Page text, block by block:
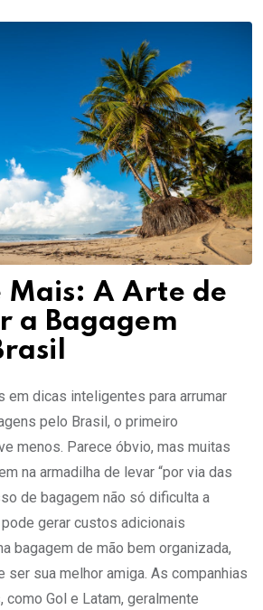
Mais: A Arte de
a Bagagem
em dicas inteligentes para arrumar
pelo Brasil, o primeiro
menos. Parece óbvio, mas muitas
na armadilha de levar “por via das
de bagagem não só dificulta a
gerar custos adicionais
bagagem de mão bem organizada,
ser sua melhor amiga. As companhias
Gol e Latam, geralmente